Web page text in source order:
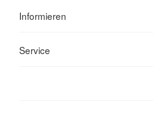
Informieren
Service